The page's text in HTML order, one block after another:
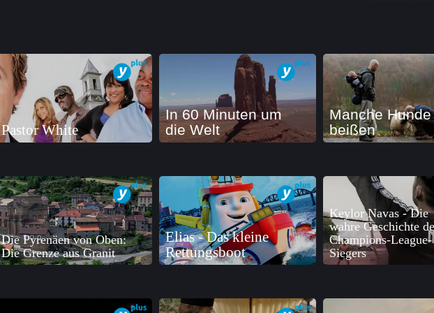
Pastor White
In 60 Minuten um
die Welt
Manche Hunde
beißen
Die Pyrenäen von Oben:
Die Grenze aus Granit
Elias - Das kleine
Rettungsboot
Keylor Navas - Die
wahre Geschichte
Champions-League-
Siegers